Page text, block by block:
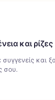
και ρίζες
συγγενείς και
σου.